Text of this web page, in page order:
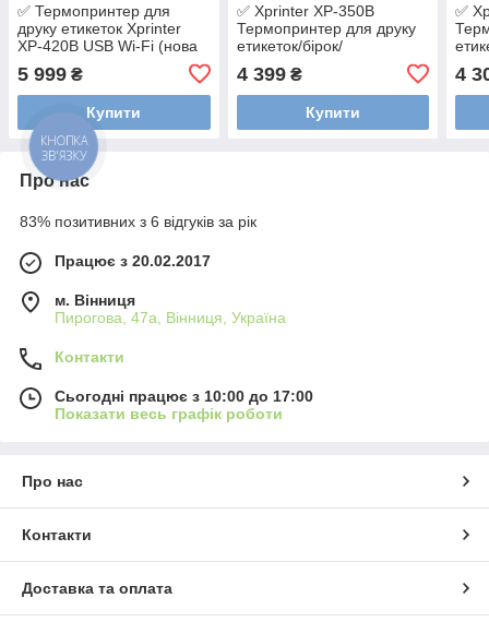
✅ Термопринтер для
друку етикеток Xprinter
XP-420B USB Wi-Fi (нова
5 999 ₴
Купити
✅ Xprinter XP-350B
Термопринтер для друку
етикеток/бірок/
налаштування✅
4 399₴
Купити
✅
4
Про нас
83% позитивних з 6 відгуків за рік
Працює з 20.02.2017
м. Вінниця
Пирогова, 47а, Вінниця, Україна
Контакти
Сьогодні працює з 10:00 до 17:00
Показати весь графік роботи
Про нас
Контакти
Доставка та оплата
КНОПКА
ЗВ'ЯЗКУ